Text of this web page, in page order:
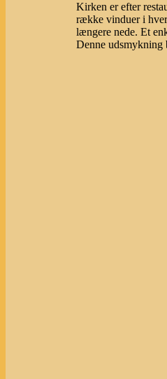
Kirken er efter
række vinduer i
længere nede. Et
Denne